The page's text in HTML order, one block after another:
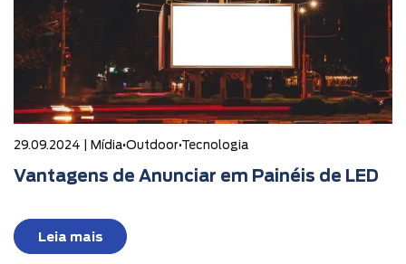
29.09.2024 | Mídia•Outdoor•Tecnologia
Vantagens de Anunciar em Painéis de LED
Leia mais